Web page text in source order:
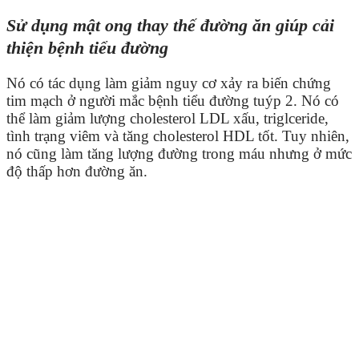
Sử dụng mật ong thay thế đường ăn giúp cải
thiện bệnh tiểu đường
Nó có tác dụng làm giảm nguy cơ xảy ra biến chứng
tim mạch ở người mắc bệnh tiểu đường tuýp 2. Nó có
thể làm giảm lượng cholesterol LDL xấu, triglceride,
tình trạng viêm và tăng cholesterol HDL tốt. Tuy nhiên,
nó cũng làm tăng lượng đường trong máu nhưng ở mức
độ thấp hơn đường ăn.